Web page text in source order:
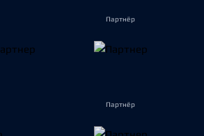
Партнёр
Партнёр